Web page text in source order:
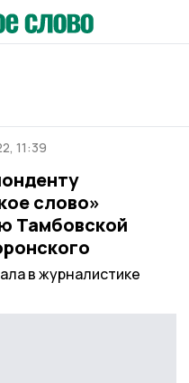
11:39
слово»
Тамбовской
в журналистике